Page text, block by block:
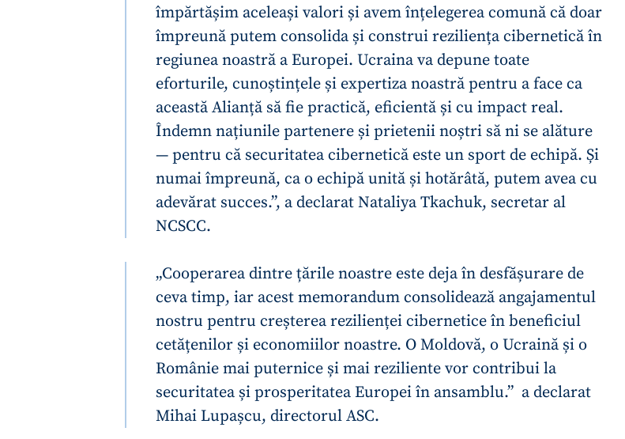
împărtășim aceleași valori și avem înțelegerea comună că doar
împreună putem consolida și construi reziliența cibernetică în
regiunea noastră a Europei. Ucraina va depune toate
eforturile, cunoștințele și expertiza noastră pentru a face ca
această Alianță să fie practică, eficientă și cu impact real.
Îndemn națiunile partenere și prietenii noștri să ni se alăture
— pentru că securitatea cibernetică este un sport de echipă. Și
numai împreună, ca o echipă unită și hotărâtă, putem avea cu
adevărat succes.”, a declarat Nataliya Tkachuk, secretar al
NCSCC.
„Cooperarea dintre țările noastre este deja în desfășurare de
ceva timp, iar acest memorandum consolidează angajamentul
nostru pentru creșterea rezilienței cibernetice în beneficiul
cetățenilor și economiilor noastre. O Moldovă, o Ucraină și o
Românie mai puternice și mai reziliente vor contribui la
securitatea și prosperitatea Europei în ansamblu.” a declarat
Mihai Lupașcu, directorul ASC.
ȘTIREA MEA
Titlu știre + Adaugă titlu
Fotografie + Încarcă imagine
Link media + Link media
Mesajul știrei + Mesajul știrei